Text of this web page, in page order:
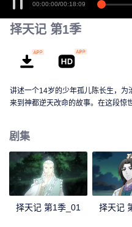
00:00:00/00:18:09
择天记 第1季
讲述一个14岁的少年孤儿陈长生，
来到神都逆天改命的故事。在这段惊
剧集
择天记 第1季_01 择天记